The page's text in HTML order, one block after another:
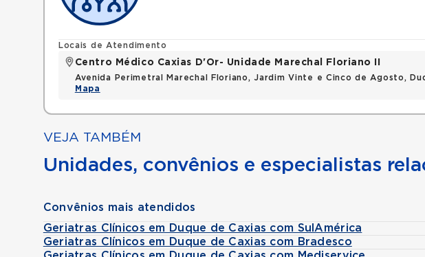
Locais de Atendimento
Centro Médico Caxias D'Or- Unidade Marechal Floriano II
Avenida Perimetral Marechal Floriano, Jardim Vinte e Cinco de Agosto,
Mapa
VEJA TAMBÉM
Unidades, convênios e especialistas
Convênios mais atendidos
Geriatras Clínicos em Duque de Caxias com SulAmérica
Geriatras Clínicos em Duque de Caxias com Bradesco